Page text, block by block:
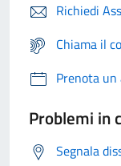
Richiedi
Chiama il
Prenota
Problemi in
Segnala